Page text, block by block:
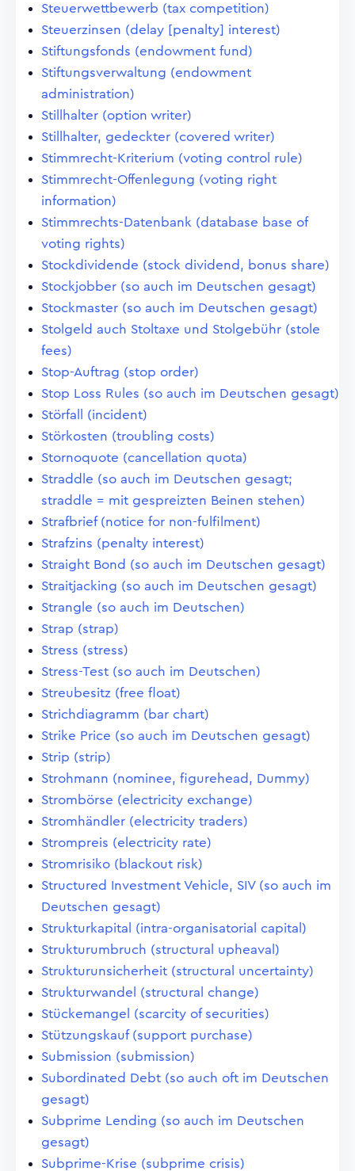
Steuerwettbewerb (tax competition)
Steuerzinsen (delay [penalty] interest)
Stiftungsfonds (endowment fund)
Stiftungsverwaltung (endowment
administration)
Stillhalter (option writer)
Stillhalter, gedeckter (covered writer)
Stimmrecht-Kriterium (voting control rule)
Stimmrecht-Offenlegung (voting right
information)
Stimmrechts-Datenbank (database base of
voting rights)
Stockdividende (stock dividend, bonus share)
Stockjobber (so auch im Deutschen gesagt)
Stockmaster (so auch im Deutschen gesagt)
Stolgeld auch Stoltaxe und Stolgebühr (stole
fees)
Stop-Auftrag (stop order)
Stop Loss Rules (so auch im Deutschen gesagt)
Störfall (incident)
Störkosten (troubling costs)
Stornoquote (cancellation quota)
Straddle (so auch im Deutschen gesagt;
straddle = mit gespreizten Beinen stehen)
Strafbrief (notice for non-fulfilment)
Strafzins (penalty interest)
Straight Bond (so auch im Deutschen gesagt)
Straitjacking (so auch im Deutschen gesagt)
Strangle (so auch im Deutschen)
Strap (strap)
Stress (stress)
Stress-Test (so auch im Deutschen)
Streubesitz (free float)
Strichdiagramm (bar chart)
Strike Price (so auch im Deutschen gesagt)
Strip (strip)
Strohmann (nominee, figurehead, Dummy)
Strombörse (electricity exchange)
Stromhändler (electricity traders)
Strompreis (electricity rate)
Stromrisiko (blackout risk)
Structured Investment Vehicle, SIV (so auch im
Deutschen gesagt)
Strukturkapital (intra-organisatorial capital)
Strukturumbruch (structural upheaval)
Strukturunsicherheit (structural uncertainty)
Strukturwandel (structural change)
Stückemangel (scarcity of securities)
Stützungskauf (support purchase)
Submission (submission)
Subordinated Debt (so auch oft im Deutschen
gesagt)
Subprime Lending (so auch im Deutschen
gesagt)
Subprime-Krise (subprime crisis)